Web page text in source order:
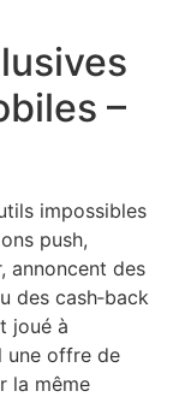
–
impossibles
push,
annoncent des
des cash‑back
joué à
une offre de
la même